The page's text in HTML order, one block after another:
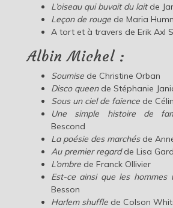
L’oiseau qui buvait du laitde
Leçon de rougede Maria
A tort et à travers de Erik Axl
Albin Michel :
Soumisede Christine Orban
Disco queende Stéphanie
Sous un ciel de faïencede
Une simple histoire de
Bescond
La poésie des marchésde
Au premier regardde Lisa
L’ombrede Franck Ollivier
Est-ce ainsi que les hommes
Besson
Harlem shufflede Colson